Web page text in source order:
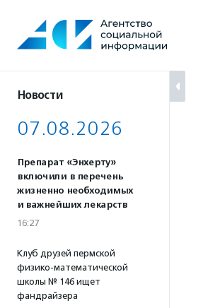
содержанию
Новости
07.08.2026
Препарат «Энхерту»
включили в перечень
жизненно необходимых
и важнейших лекарств
16:27
Клуб друзей пермской
физико-математической
школы № 146 ищет
фандрайзера